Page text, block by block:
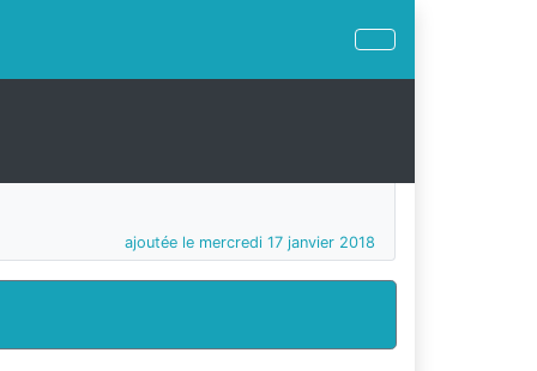
ajoutée le mercredi 17 janvier 2018